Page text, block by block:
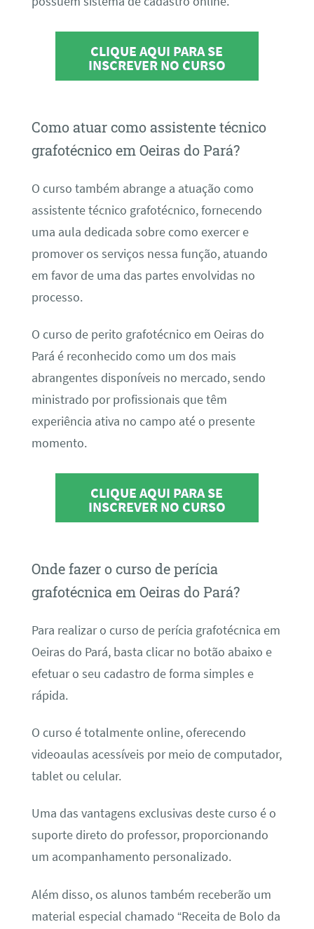
CLIQUE AQUI PARA SE
INSCREVER NO CURSO
Como atuar como assistente técnico
grafotécnico em Oeiras do Pará?
O curso também abrange a atuação como
assistente técnico grafotécnico, fornecendo
uma aula dedicada sobre como exercer e
promover os serviços nessa função, atuando
em favor de uma das partes envolvidas no
processo.
O curso de perito grafotécnico em Oeiras do
Pará é reconhecido como um dos mais
abrangentes disponíveis no mercado, sendo
ministrado por profissionais que têm
experiência ativa no campo até o presente
momento.
CLIQUE AQUI PARA SE
INSCREVER NO CURSO
Onde fazer o curso de perícia
grafotécnica em Oeiras do Pará?
Para realizar o curso de perícia grafotécnica em
Oeiras do Pará, basta clicar no botão abaixo e
efetuar o seu cadastro de forma simples e
rápida.
O curso é totalmente online, oferecendo
videoaulas acessíveis por meio de computador,
tablet ou celular.
Uma das vantagens exclusivas deste curso é o
suporte direto do professor, proporcionando
um acompanhamento personalizado.
Além disso, os alunos também receberão um
material especial chamado “Receita de Bolo da